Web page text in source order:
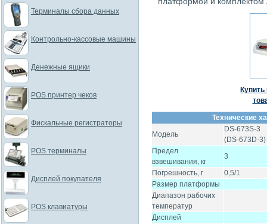
Технические
Модель
DS-673S-3
(DS-673D-3)
Предел
взвешивания, кг
3
Погрешность, г
0,5/1
Размер платформы
Диапазон рабочих
температур
Дисплей
Терминалы сбора данных
Контрольно-кассовые машины
Денежные ящики
POS принтер чеков
Фискальные регистраторы
POS терминалы
Дисплей покупателя
POS клавиатуры